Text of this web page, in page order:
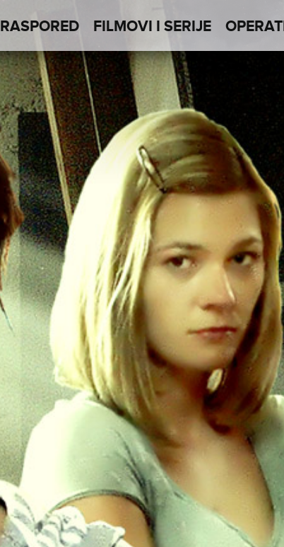
RASPORED FILMOVI I SERIJE